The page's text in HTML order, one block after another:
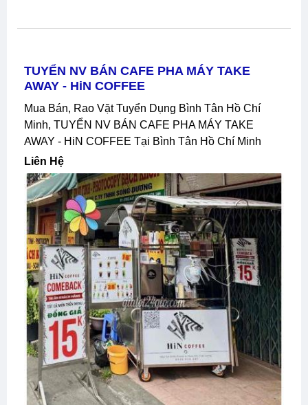
TUYỂN NV BÁN CAFE PHA MÁY TAKE
AWAY - HiN COFFEE
Mua Bán, Rao Vặt Tuyển Dụng Bình Tân Hồ Chí
Minh, TUYỂN NV BÁN CAFE PHA MÁY TAKE
AWAY - HiN COFFEE Tại Bình Tân Hồ Chí Minh
Liên Hệ